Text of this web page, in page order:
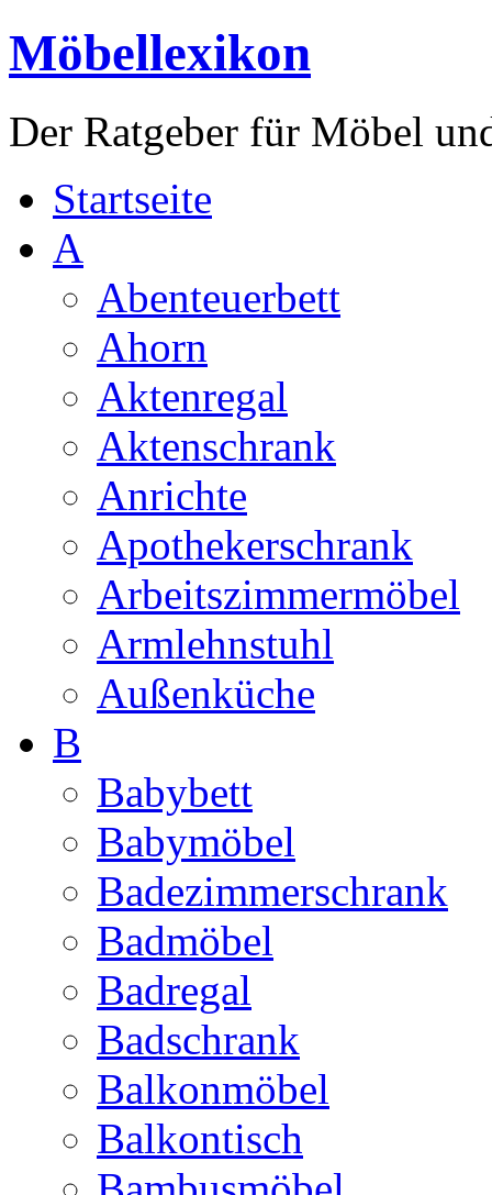
Möbellexikon
Der Ratgeber für Möbel
Startseite
A
Abenteuerbett
Ahorn
Aktenregal
Aktenschrank
Anrichte
Apothekerschrank
Arbeitszimmermöbel
Armlehnstuhl
Außenküche
B
Babybett
Babymöbel
Badezimmerschrank
Badmöbel
Badregal
Badschrank
Balkonmöbel
Balkontisch